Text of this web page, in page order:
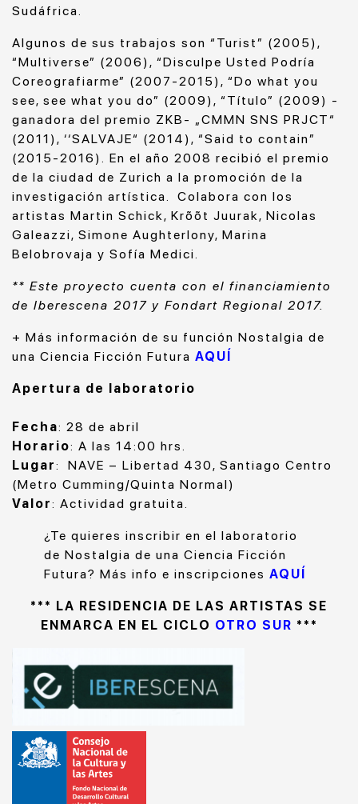
Sudáfrica.
Algunos de sus trabajos son “Turist” (2005),
“Multiverse” (2006), “Disculpe Usted Podría
Coreografiarme” (2007-2015), “Do what you
see, see what you do” (2009), “Título” (2009) -
ganadora del premio ZKB- „CMMN SNS PRJCT“
(2011), ‘‘SALVAJE“ (2014), “Said to contain”
(2015-2016). En el año 2008 recibió el premio
de la ciudad de Zurich a la promoción de la
investigación artística. Colabora con los
artistas Martin Schick, Krõõt Juurak, Nicolas
Galeazzi, Simone Aughterlony, Marina
Belobrovaja y Sofía Medici.
** Este proyecto cuenta con el financiamiento
de Iberescena 2017 y Fondart Regional 2017.
+ Más información de su función Nostalgia de
una Ciencia Ficción Futura AQUÍ
Apertura de laboratorio
Fecha: 28 de abril
Horario: A las 14:00 hrs.
Lugar: NAVE – Libertad 430, Santiago Centro
(Metro Cumming/Quinta Normal)
Valor: Actividad gratuita.
¿Te quieres inscribir en el laboratorio
de Nostalgia de una Ciencia Ficción
Futura? Más info e inscripciones AQUÍ
*** LA RESIDENCIA DE LAS ARTISTAS SE
ENMARCA EN EL CICLO OTRO SUR ***